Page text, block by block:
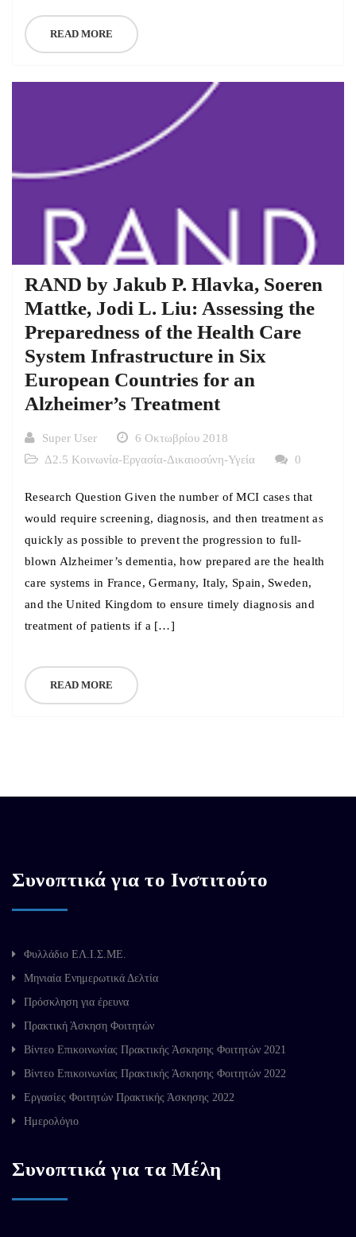
READ MORE
RAND by Jakub P. Hlavka, Soeren
Mattke, Jodi L. Liu: Assessing the
Preparedness of the Health Care
System Infrastructure in Six
European Countries for an
Alzheimer’s Treatment
Super User
6 Οκτωβρίου 2018
Δ2.5 Κοινωνία-Εργασία-Δικαιοσύνη-Υγεία
0
Research Question Given the number of MCI cases that
would require screening, diagnosis, and then treatment as
quickly as possible to prevent the progression to full-
blown Alzheimer’s dementia, how prepared are the health
care systems in France, Germany, Italy, Spain, Sweden,
and the United Kingdom to ensure timely diagnosis and
treatment of patients if a […]
READ MORE
Συνοπτικά για το Ινστιτούτο
Φυλλάδιο ΕΛ.Ι.Σ.ΜΕ.
Μηνιαία Ενημερωτικά Δελτία
Πρόσκληση για έρευνα
Πρακτική Άσκηση Φοιτητών
Βίντεο Επικοινωνίας Πρακτικής Άσκησης Φοιτητών 2021
Βίντεο Επικοινωνίας Πρακτικής Άσκησης Φοιτητών 2022
Εργασίες Φοιτητών Πρακτικής Άσκησης 2022
Ημερολόγιο
Συνοπτικά για τα Μέλη